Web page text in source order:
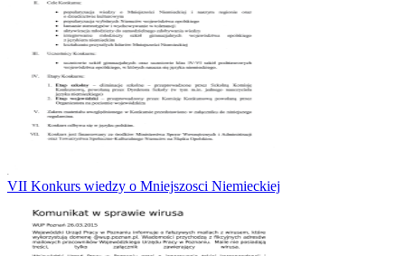
VII Konkurs wiedzy o Mniejszosci Niemieckiej